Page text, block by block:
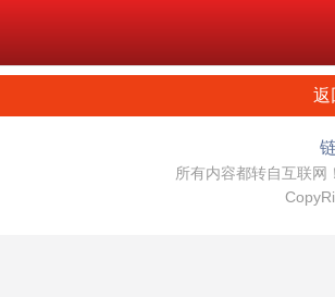
返
所有内容都转自互联网